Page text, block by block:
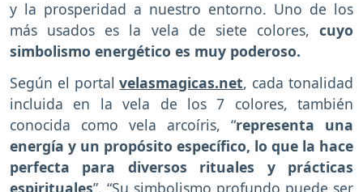
y la prosperidad a nuestro entorno. Uno de los
más usados es la vela de siete colores, cuyo
simbolismo energético es muy poderoso.
Según el portalvelasmagicas.net, cada tonalidad
incluida en la vela de los 7 colores, también
conocida como vela arcoíris, “representa una
energía y un propósito específico, lo que la hace
perfecta para diversos rituales y prácticas